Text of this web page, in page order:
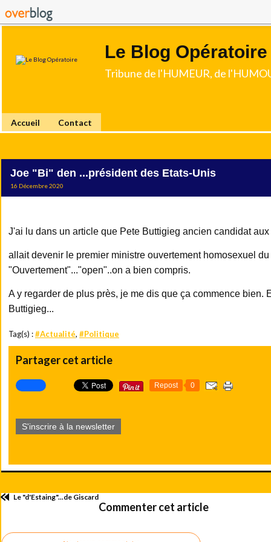
Le Blog Opératoire
Tribune de l'HUMEUR, de
Accueil Contact
Joe "Bi" den ...président des Etats-Unis
16 Décembre 2020
J'ai lu dans un article que Pete Buttigieg ancien candidat
allait devenir le premier ministre ouvertement homosexuel
"Ouvertement"..."open"..on a bien compris.
A y regarder de plus près, je me dis que ça commence bien.
Buttigieg...
Tag(s) :#Actualité, #Politique
Partager cet article
Repost 0
S'inscrire à la newsletter
Le "d'Estaing"...de Giscard
Commenter cet article